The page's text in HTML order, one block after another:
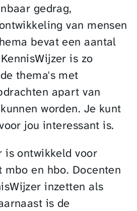
gedrag,
van mensen
bevat een aantal
is zo
thema's met
apart van
worden. Je kunt
jou interessant is.
is ontwikkeld voor
mbo en hbo. Docenten
inzetten als
is de